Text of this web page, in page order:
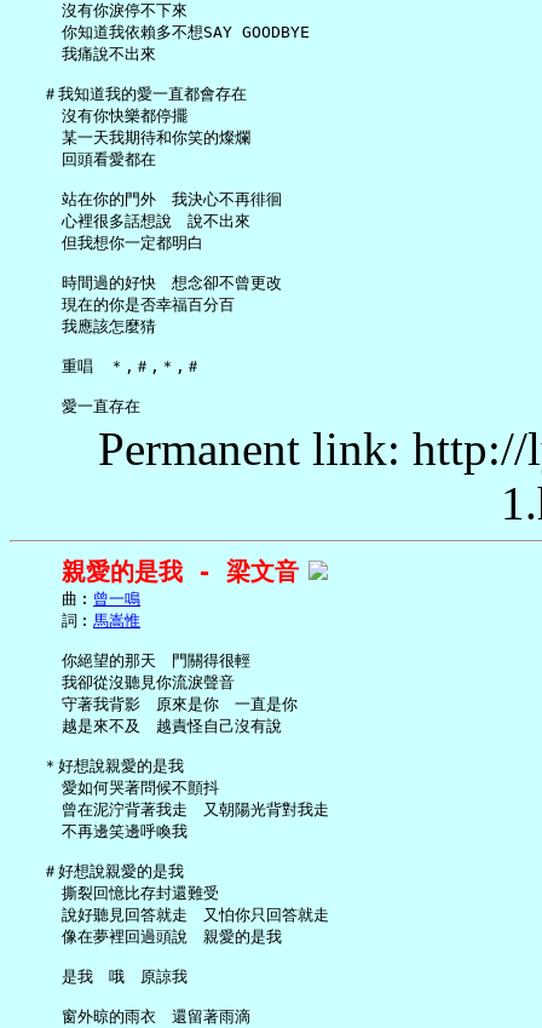
     沒有你淚停不下來
     你知道我依賴多不想SAY GOODBYE
     我痛說不出來
   ＃我知道我的愛一直都會存在
     沒有你快樂都停擺
     某一天我期待和你笑的燦爛
     回頭看愛都在
     站在你的門外　我決心不再徘徊
     心裡很多話想說　說不出來
     但我想你一定都明白
     時間過的好快　想念卻不曾更改
     現在的你是否幸福百分百
     我應該怎麼猜
     重唱　＊,＃,＊,＃
Permanent link:
親愛的是我 - 梁文音
     曲︰
曾一鳴
     詞︰
馬嵩惟
     你絕望的那天　門關得很輕
     我卻從沒聽見你流淚聲音
     守著我背影　原來是你　一直是你
     越是來不及　越責怪自己沒有說
   ＊好想說親愛的是我
     愛如何哭著問候不顫抖
     曾在泥泞背著我走　又朝陽光背對我走
     不再邊笑邊呼喚我
   ＃好想說親愛的是我
     撕裂回憶比存封還難受
     說好聽見回答就走　又怕你只回答就走
     像在夢裡回過頭說　親愛的是我
     是我　哦　原諒我
     窗外晾的雨衣　還留著雨滴